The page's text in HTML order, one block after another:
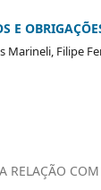
E
Marineli, Filipe
RELAÇÃO